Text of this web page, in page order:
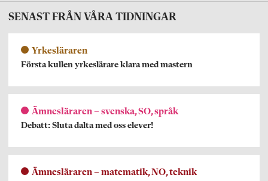
SENAST FRÅN VÅRA TIDNINGAR
Yrkesläraren
Första kullen yrkeslärare klara med mastern
Ämnesläraren – svenska, SO, språk
Debatt: Sluta dalta med oss elever!
Ämnesläraren – matematik, NO, teknik